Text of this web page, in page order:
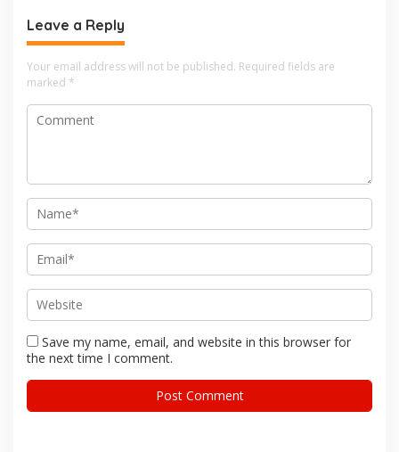
Leave a Reply
Your email address will not be published. Required fields are
marked *
Save my name, email, and website in this browser for
the next time I comment.